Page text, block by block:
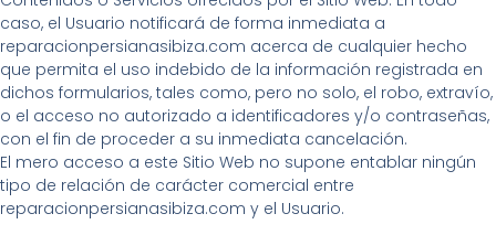
caso, el Usuario notificará de forma inmediata a
reparacionpersianasibiza.com acerca de cualquier hecho
que permita el uso indebido de la información registrada en
dichos formularios, tales como, pero no solo, el robo, extravío,
o el acceso no autorizado a identificadores y/o contraseñas,
con el fin de proceder a su inmediata cancelación.
El mero acceso a este Sitio Web no supone entablar ningún
tipo de relación de carácter comercial entre
reparacionpersianasibiza.com y el Usuario.